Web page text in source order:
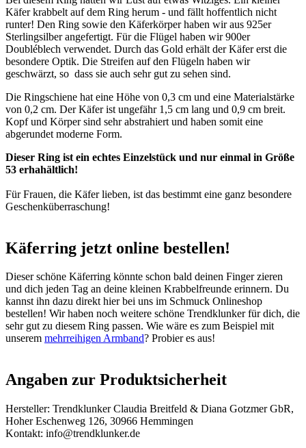
Käfer krabbelt auf dem Ring herum - und fällt hoffentlich nicht
runter! Den Ring sowie den Käferkörper haben wir aus 925er
Sterlingsilber angefertigt. Für die Flügel haben wir 900er
Doubléblech verwendet. Durch das Gold erhält der Käfer erst die
besondere Optik. Die Streifen auf den Flügeln haben wir
geschwärzt, so dass sie auch sehr gut zu sehen sind.
Die Ringschiene hat eine Höhe von 0,3 cm und eine Materialstärke
von 0,2 cm. Der Käfer ist ungefähr 1,5 cm lang und 0,9 cm breit.
Kopf und Körper sind sehr abstrahiert und haben somit eine
abgerundet moderne Form.
Dieser Ring ist ein echtes Einzelstück und nur einmal in Größe
53 erhahältlich!
Für Frauen, die Käfer lieben, ist das bestimmt eine ganz besondere
Geschenküberraschung!
Käferring jetzt online bestellen!
Dieser schöne Käferring könnte schon bald deinen Finger zieren
und dich jeden Tag an deine kleinen Krabbelfreunde erinnern. Du
kannst ihn dazu direkt hier bei uns im Schmuck Onlineshop
bestellen! Wir haben noch weitere schöne Trendklunker für dich, die
sehr gut zu diesem Ring passen. Wie wäre es zum Beispiel mit
unserem mehrreihigen Armband? Probier es aus!
Angaben zur Produktsicherheit
Hersteller: Trendklunker Claudia Breitfeld & Diana Gotzmer GbR,
Hoher Eschenweg 126, 30966 Hemmingen
Kontakt: info@trendklunker.de